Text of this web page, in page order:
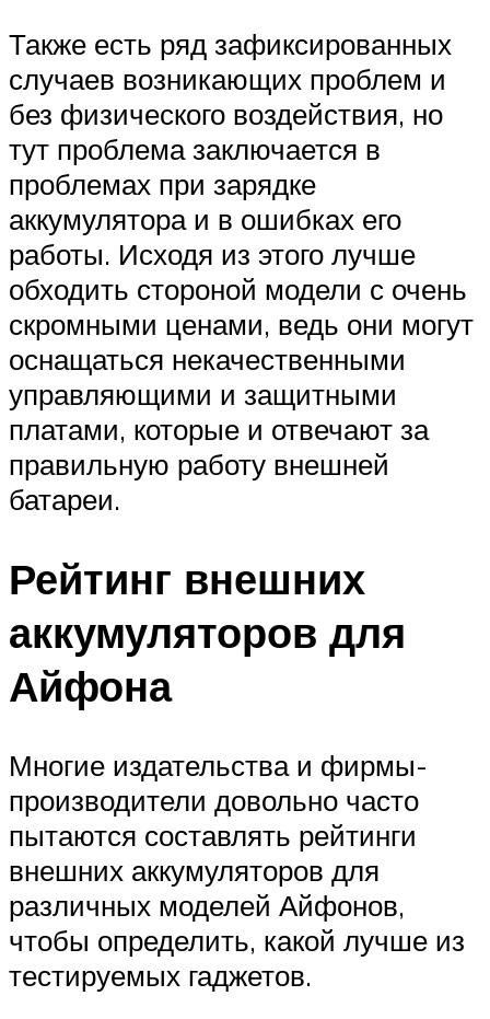
Также есть ряд зафиксированных
случаев возникающих проблем и
без физического воздействия, но
тут проблема заключается в
проблемах при зарядке
аккумулятора и в ошибках его
работы. Исходя из этого лучше
обходить стороной модели с очень
скромными ценами, ведь они могут
оснащаться некачественными
управляющими и защитными
платами, которые и отвечают за
правильную работу внешней
батареи.
Рейтинг внешних
аккумуляторов для
Айфона
Многие издательства и фирмы-
производители довольно часто
пытаются составлять рейтинги
внешних аккумуляторов для
различных моделей Айфонов,
чтобы определить, какой лучше из
тестируемых гаджетов.